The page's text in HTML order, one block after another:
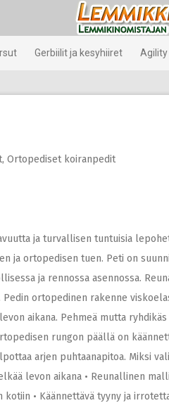
Gerbiilit ja kesyhiiret Agility
, Ortopediset koiranpedit
ja turvallisen tuntuisia
ja ortopedisen tuen. Peti on
ja rennossa asennossa.
ortopedinen rakenne
aikana. Pehmeä mutta
rungon päällä on
arjen puhtaanapitoa. Miksi
levon aikana • Reunallinen
• Käännettävä tyyny ja